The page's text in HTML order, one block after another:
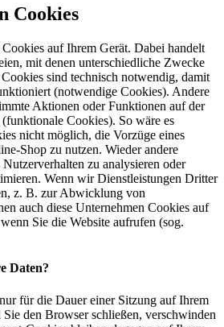
Cookies
auf Ihrem Gerät. Dabei handelt
mit denen unterschiedliche Zwecke
sind technisch notwendig, damit
(notwendige Cookies). Andere
Aktionen oder Funktionen auf der
Cookies). So wäre es
nicht möglich, die Vorzüge eines
Shop zu nutzen. Wieder andere
zu analysieren oder
Wenn wir Dienstleistungen Dritter
z. B. zur Abwicklung von
auch diese Unternehmen Cookies auf
Sie die Website aufrufen (sog.
Daten?
für die Dauer einer Sitzung auf Ihrem
Sie den Browser schließen, verschwinden